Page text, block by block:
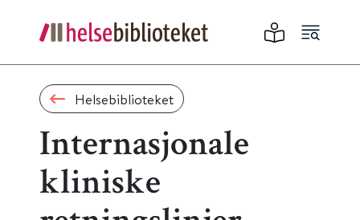
Helsebiblioteket
Internasjonale
kliniske